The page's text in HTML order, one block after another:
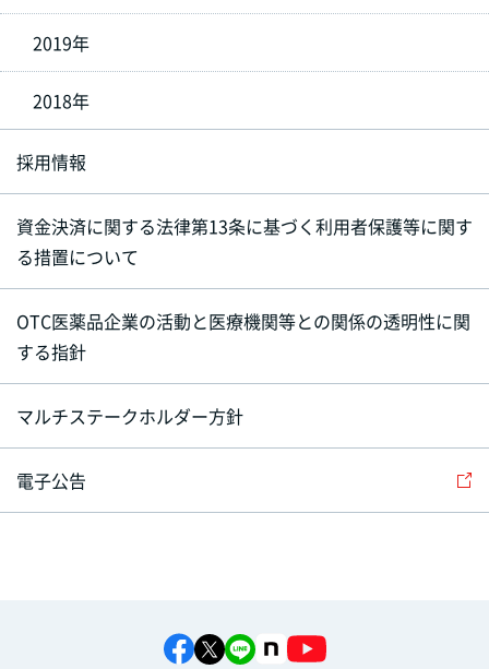
2019年
2018年
採用情報
資金決済に関する法律第13条に基づく利用者保護等に関す
る措置について
OTC医薬品企業の活動と医療機関等との関係の透明性に関
する指針
マルチステークホルダー方針
電子公告